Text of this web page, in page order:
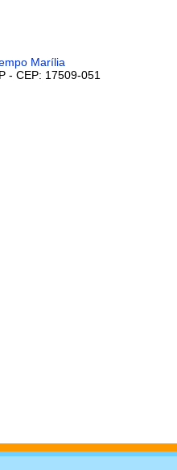
Marília
- CEP: 17509-051